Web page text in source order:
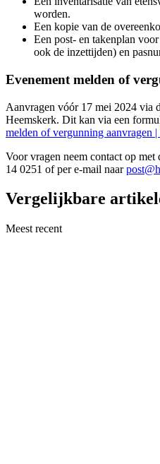
worden.
Een kopie van de
Een post- en takenplan
ook de inzettijden) en
Evenement melden of
Aanvragen vóór 17 mei 2024 via
Heemskerk. Dit kan via een
melden of vergunning aanvragen
Voor vragen neem contact op
14 0251 of per e-mail naar
Vergelijkbare
Meest recent